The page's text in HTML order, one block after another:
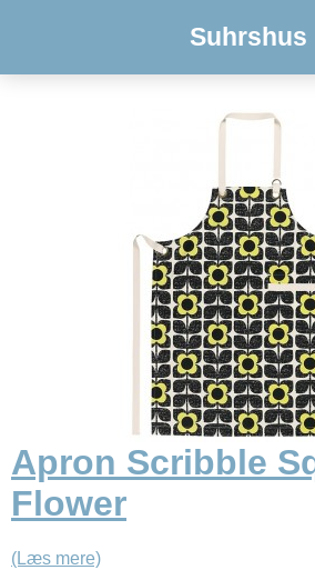
Suhrshus
Apron Scribble
Flower
(Læs mere)